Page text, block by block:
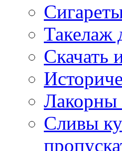
Такелаж
Скачать
Лакорны
Сливы